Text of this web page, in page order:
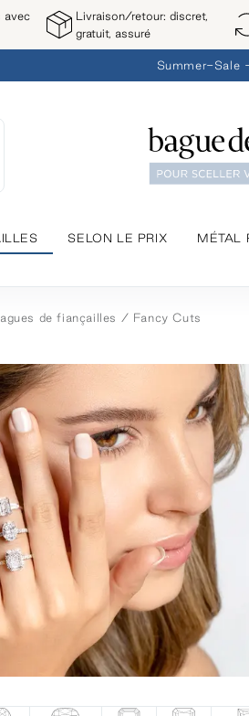
avec
Livraison/retour: discret,
gratuit, assuré
Summer-Sale
SELON LE PRIX MÉTAL
de fiançailles Fancy Cuts